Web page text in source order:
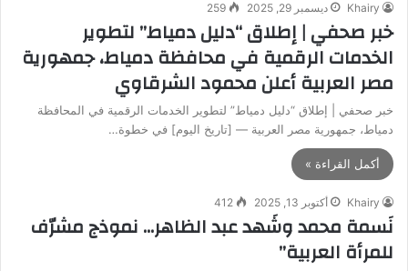
Khairy ديسمبر 29, 2025 259
خبر صحفي | إطلاق “دليل دمياط” لتطوير
الخدمات الرقمية في محافظة دمياط، جمهورية
مصر العربية أعلن محمود الشرقاوي
خبر صحفي | إطلاق “دليل دمياط” لتطوير الخدمات الرقمية في المحافظة
دمياط، جمهورية مصر العربية — [تاريخ اليوم] في خطوة…
أكمل القراءة »
Khairy أكتوبر 13, 2025 412
نَسمة محمد وشَهد عبد الظاهر… نموذج مشرّف
للمرأة العربية”